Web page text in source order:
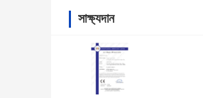
সাক্ষ্যদান